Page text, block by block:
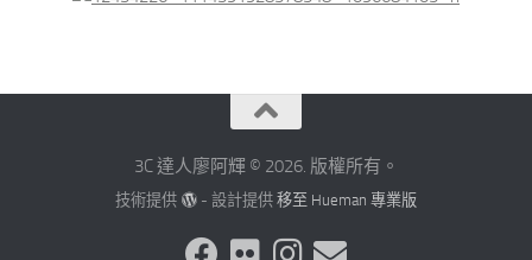
3C 達人廖阿輝 © 2026. 版權所有。
技術提供 - 設計提供 移至 Hueman 專業版